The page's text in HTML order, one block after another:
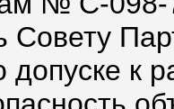
Совету
допуске к